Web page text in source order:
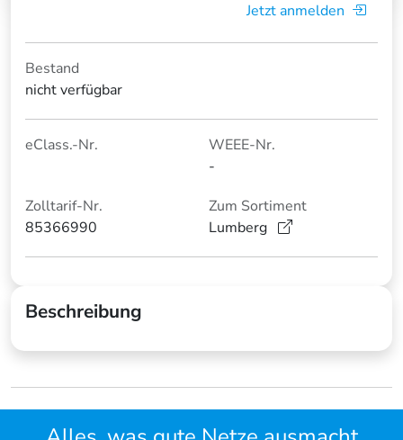
Jetzt anmelden
Bestand
nicht verfügbar
eClass.-Nr.
WEEE-Nr.
-
Zolltarif-Nr.
85366990
Zum Sortiment
Lumberg
Beschreibung